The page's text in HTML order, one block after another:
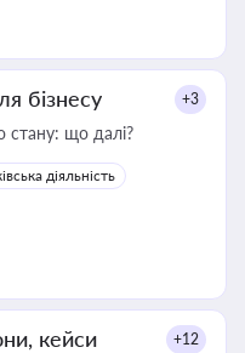
бізнесу +3
стану: що далі?
діяльність
кейси +12